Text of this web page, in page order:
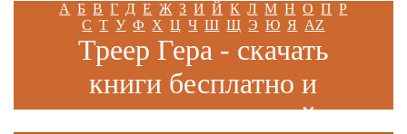
А Б В Г Д Е Ж З И Й К Л М Н О П Р
С Т У Ф Х Ц Ч Ш Щ Э Ю Я AZ
Треер Гера - скачать
книги бесплатно и
читать книги онлайн